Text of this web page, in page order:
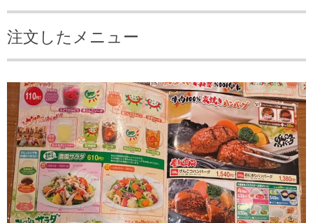
注文したメニュー